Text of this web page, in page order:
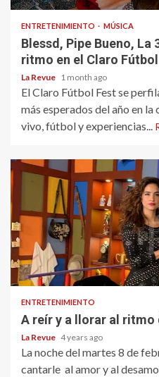
ENTRETENIMIENTO MÚSICA
Blessd, Pipe Bueno, La
ritmo en el Claro
La Revue 1 month ago
El Claro Fútbol Fest se
más esperados del año en
vivo, fútbol y experiencias...
ENTRETENIMIENTO
A reír y a llorar al ritmo
La Revue 4 years ago
La noche del martes 8 de
cantarle al amor y al